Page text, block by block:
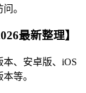
。
最新整理】
、安卓版、iOS
等。